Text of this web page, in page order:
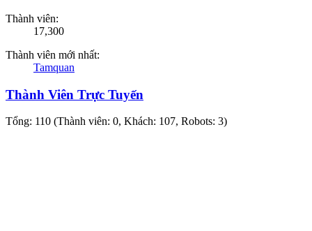
Thành viên:
17,300
Thành viên mới nhất:
Tamquan
Thành Viên Trực Tuyến
Tổng: 110 (Thành viên: 0, Khách: 107, Robots: 3)